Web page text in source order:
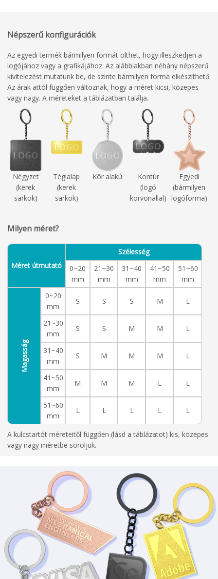
Népszerű konfigurációk
Az egyedi termék bármilyen formát ölthet, hogy illeszkedjen a
logójához vagy a grafikájához. Az alábbiakban néhány népszerű
kivitelezést mutatunk be, de szinte bármilyen forma elkészíthető.
Az árak attól függően változnak, hogy a méret kicsi, közepes
vagy nagy. A méreteket a táblázatban találja.
Négyzet
(kerek
sarkok)
Téglalap
(kerek
sarkok)
Kör alakú
Kontúr
(logó
körvonallal)
Egyedi
(bármilyen
logóforma)
Milyen méret?
Méret útmutató
Szélesség
0~20
mm
21~30
mm
31~40
mm
41~50
mm
51~60
mm
Magasság
0~20
mm
S S S M L
21~30
mm
S S M M L
31~40
mm
S M M M L
41~50
mm
M M M L L
51~60
mm
L L L L L
A kulcstartót méreteitől függően (lásd a táblázatot) kis, közepes
vagy nagy méretbe soroljuk.